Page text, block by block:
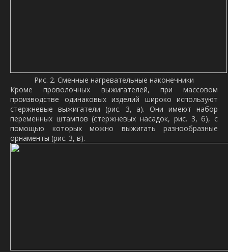
Рис. 2. Сменные нагревательные наконечники
Кроме проволочных выжигателей, при массовом
производстве одинаковых изделий широко используют
стержневые выжигатели (рис. 3, а). Они имеют набор
переменных штампов (стержневых насадок, рис. 3, б), с
помощью которых можно выжигать разнообразные
орнаменты (рис. 3, в).